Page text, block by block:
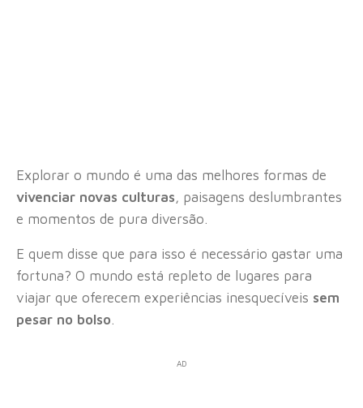
Explorar o mundo é uma das melhores formas de
vivenciar novas culturas, paisagens deslumbrantes
e momentos de pura diversão.
E quem disse que para isso é necessário gastar uma
fortuna? O mundo está repleto de lugares para
viajar que oferecem experiências inesquecíveis sem
pesar no bolso.
AD